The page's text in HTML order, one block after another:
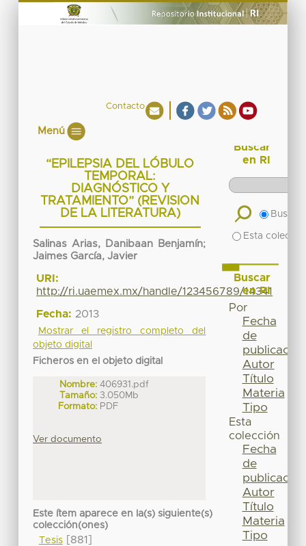
Contacto
Menú
“EPILEPSIA DEL LÓBULO
TEMPORAL:
DIAGNÓSTICO Y
TRATAMIENTO” (REVISION
DE LA LITERATURA)
Salinas Arias, Danibaan Benjamín;
Jaimes García, Javier
URI:
http://ri.uaemex.mx/handle/123456789/14341
Fecha: 2013
Mostrar el registro completo del
objeto digital
Ficheros en el objeto digital
Nombre: 406931.pdf
Tamaño: 3.050Mb
Formato: PDF
Ver documento
Este ítem aparece en la(s) siguiente(s)
colección(ones)
Tesis[881]
Buscar
en RI
Buscar
Esta
Buscar
en RI
Por
Fecha
de
publicación
Autor
Título
Materia
Tipo
Esta
colección
Fecha
de
publicación
Autor
Título
Materia
Tipo